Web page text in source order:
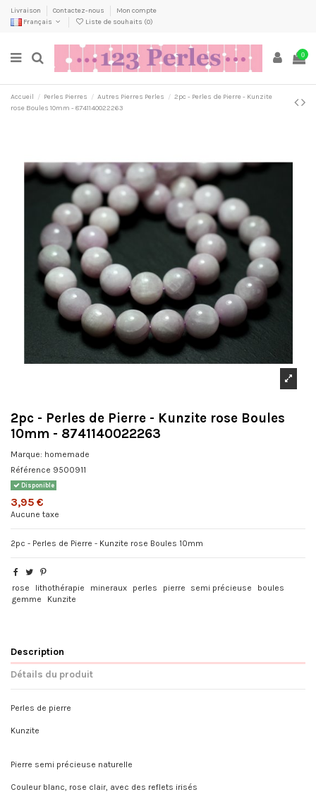
Livraison Contactez-nous
Mon compte
Français
Liste de souhaits (0)
0
Accueil Perles Pierres Autres Pierres Perles
2pc - Perles de Pierre - Kunzite
rose Boules 10mm - 8741140022263
2pc - Perles de Pierre - Kunzite rose Boules
10mm - 8741140022263
Marque: homemade
Référence 9500911
Disponible
3,95 €
Aucune taxe
2pc - Perles de Pierre - Kunzite rose Boules 10mm
rose lithothérapie mineraux perles pierre semi précieuse
boules
gemme
Kunzite
Description
Détails du produit
Perles de pierre
Kunzite
Pierre semi précieuse naturelle
Couleur blanc, rose clair, avec des reflets irisés